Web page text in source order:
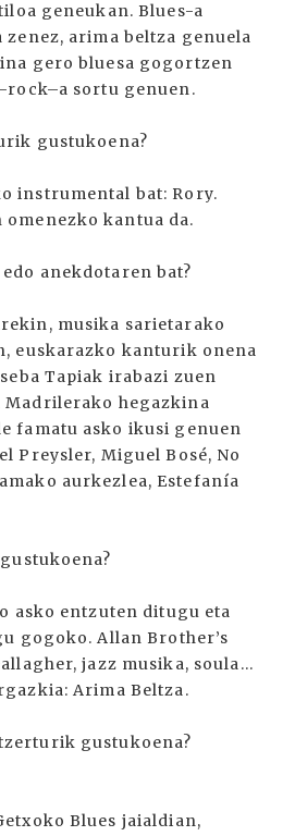
geneukan. Blues-a
arima beltza genuela
gero bluesa gogortzen
sortu genuen.
gustukoena?
instrumental bat: Rory.
kantua da.
anekdotaren bat?
musika sarietarako
euskarazko kanturik onena
Tapiak irabazi zuen
Madrilerako hegazkina
famatu asko ikusi genuen
Preysler, Miguel Bosé, No
aurkezlea, Estefanía
asko entzuten ditugu eta
gogoko. Allan Brother’s
jazz musika, soula...
Arima Beltza.
gustukoena?
Blues jaialdian,